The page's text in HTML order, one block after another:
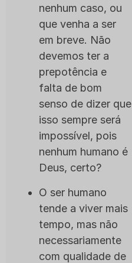
nenhum caso, ou
que venha a ser
em breve. Não
devemos ter a
prepotência e
falta de bom
senso de dizer que
isso sempre será
impossível, pois
nenhum humano é
Deus, certo?
O ser humano
tende a viver mais
tempo, mas não
necessariamente
com qualidade de